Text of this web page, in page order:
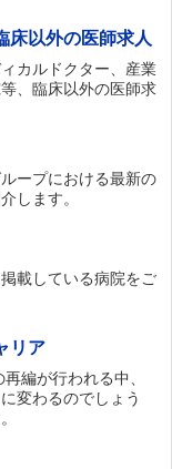
床以外の医師求人
カルドクター、産業
、臨床以外の医師求
ープにおける最新の
します。
載している病院をご
リア
編が行われる中、
変わるのでしょう